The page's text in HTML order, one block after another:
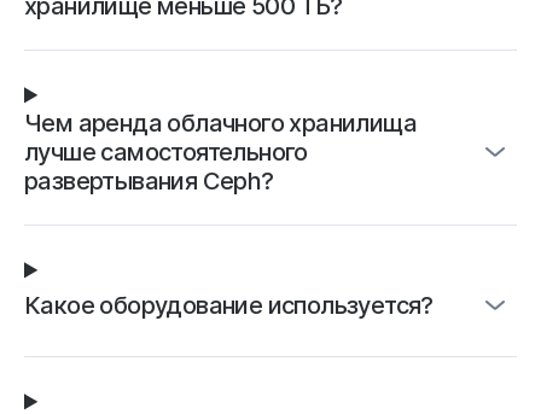
время использования.
хранилище меньше 500 ТБ?
Чем аренда облачного хранилища
лучше самостоятельного
развертывания Ceph?
Какое оборудование используется?